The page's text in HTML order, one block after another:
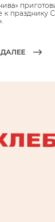
к празднику